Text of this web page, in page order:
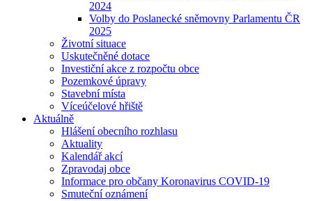
2024
Volby do Poslanecké sněmovny Parlamentu ČR
2025
Životní situace
Uskutečněné dotace
Investiční akce z rozpočtu obce
Pozemkové úpravy
Stavební místa
Víceúčelové hřiště
Aktuálně
Hlášení obecního rozhlasu
Aktuality
Kalendář akcí
Zpravodaj obce
Informace pro občany Koronavirus COVID-19
Smuteční oznámení